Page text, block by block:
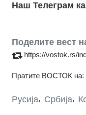
Наш Телеграм
Поделите вест
https://vostok.rs/
Пратите ВОСТОК на:
Русија, Србија,